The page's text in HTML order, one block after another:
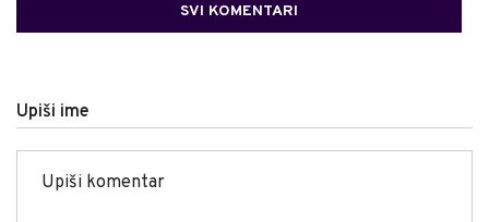
SVI KOMENTARI
Upiši ime